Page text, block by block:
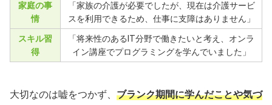
家庭の事
情
「家族の介護が必要でしたが、現在は介護サービ
スを利用できるため、仕事に支障はありません」
スキル習
得
「将来性のあるIT分野で働きたいと考え、オンラ
イン講座でプログラミングを学んでいました」
大切なのは嘘をつかず、 ブランク期間に学んだことや気づ